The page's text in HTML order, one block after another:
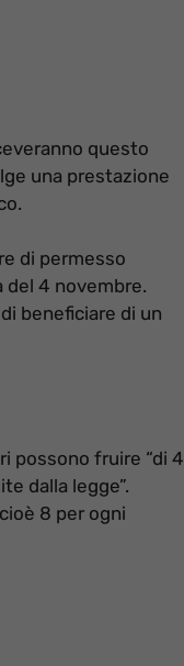
questo
una prestazione
di permesso
del 4 novembre.
beneficiare di un
possono fruire “di 4
dalla legge”.
8 per ogni